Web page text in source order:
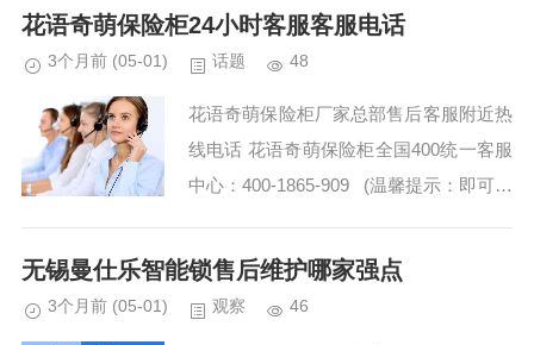
修要钱吗(1)400...
花语奇萌保险柜24小时客服客服电话
3个月前 (05-01) 话题 48
花语奇萌保险柜厂家总部售后客服附近热
线电话 花语奇萌保险柜全国400统一客服
中心：400-1865-909 (温馨提示：即可拨
国网点 花语...
无锡曼仕乐智能锁售后维护哪家强点
3个月前 (05-01) 观察 46